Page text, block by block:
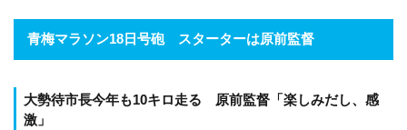
青梅マラソン18日号砲 スターターは原前監督
大勢待市長今年も10キロ走る 原前監督「楽しみだし、感
激」